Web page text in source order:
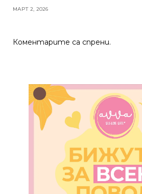
МАРТ 2, 2026
Коментарите са спрени.